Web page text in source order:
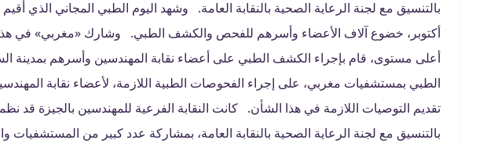
أكتوبر، خضوع آلاف الأعضاء وأسرهم للفحص والكشف الطبي. وشارك «مغربي» في
أعلى مستوى، قام بإجراء الكشف الطبي على أعضاء نقابة المهندسين وأسرهم
الطبي بمستشفيات مغربي، على إجراء الفحوصات الطبية اللازمة، لأعضاء نقابة
تقديم التوصيات اللازمة في هذا الشأن. كانت النقابة الفرعية للمهندسين بالجيزة قد
بالتنسيق مع لجنة الرعاية الصحية بالنقابة العامة، بمشاركة عدد كبير من المستشفيات